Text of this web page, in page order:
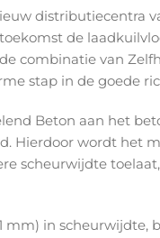
distributiecentra
de
combinatie van
stap in de goede
Beton aan het
Hierdoor wordt het
scheurwijdte
mm) in